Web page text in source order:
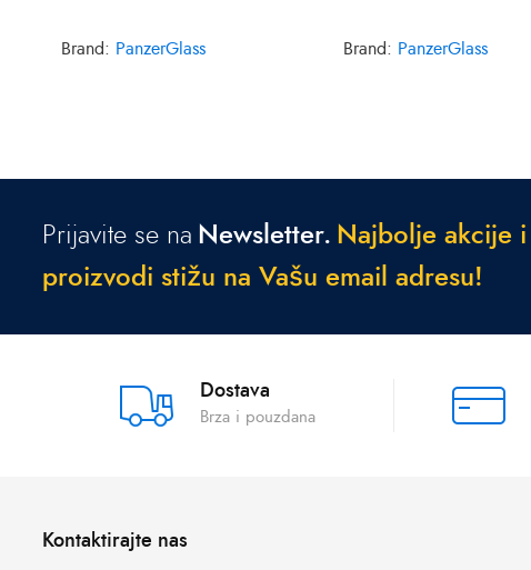
Brand: PanzerGlass Brand: PanzerGlass
Prijavite se na Newsletter. Naj bo je a kcije i
proizvod i stižu na Vašu emai ad resu!
Dostava
Brza i pouzdana
Kontaktirajte nas